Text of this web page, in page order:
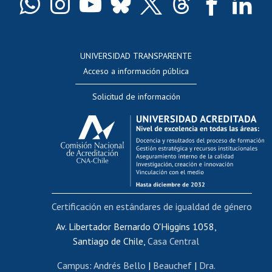
Docentes
Evaluación docente
Calificación académica
Postulación al AUCAI
Funcionarias/os
Cursos internos de capacitación
Bienestar del personal
Portal de movilidad interna
Certificado de renta
Certificado de renta honorarios
UNIVERSIDAD TRANSPARENTE
Acceso a información pública
Solicitud de información
Av. Libertador Bernardo O'Higgins 1058,
Santiago de Chile, Casa Central
Campus: Andrés Bello | Beauchef| Dra.
Certificación en estándares de igualdad de género